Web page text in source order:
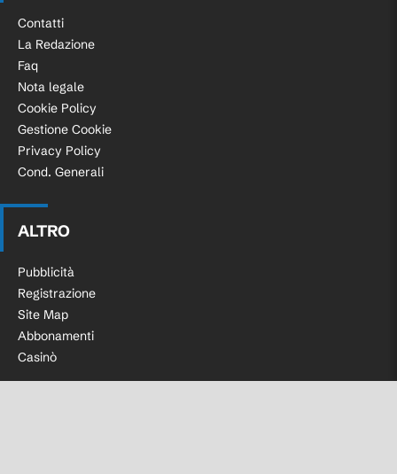
Contatti
La Redazione
Faq
Nota legale
Cookie Policy
Gestione Cookie
Privacy Policy
Cond. Generali
ALTRO
Pubblicità
Registrazione
Site Map
Abbonamenti
Casinò